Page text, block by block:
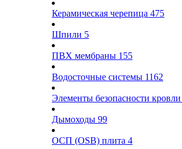
Керамическая черепица 475
Шпили 5
ПВХ мембраны 155
Водосточные системы 1162
Элементы безопасности кровли
Дымоходы 99
ОСП (OSB) плита 4